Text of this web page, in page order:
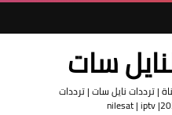
سات
| ترددات نايل سات | ترددات